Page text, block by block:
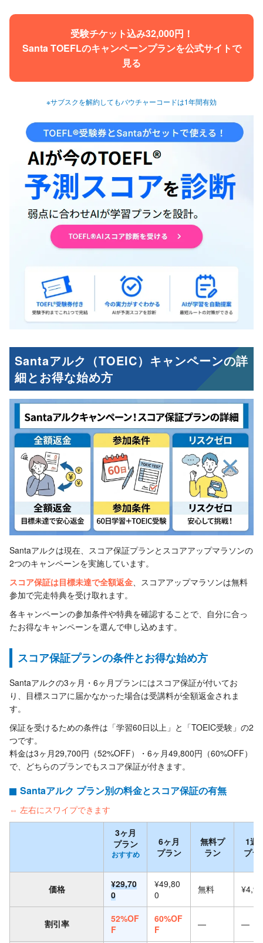
受験チケット込み32,000円！
Santa TOEFLのキャンペーンプランを公式サイトで
見る
※サブスクを解約してもバウチャーコードは1年間有効
Santaアルク（TOEIC）キャンペーンの詳
細とお得な始め方
Santaアルクは現在、スコア保証プランとスコアアップマラソンの
2つのキャンペーンを実施しています。
スコア保証は目標未達で全額返金、スコアアップマラソンは無料
参加で完走特典を受け取れます。
各キャンペーンの参加条件や特典を確認することで、自分に合っ
たお得なキャンペーンを選んで申し込めます。
スコア保証プランの条件とお得な始め方
Santaアルクの3ヶ月・6ヶ月プランにはスコア保証が付いてお
り、目標スコアに届かなかった場合は受講料が全額返金されま
す。
保証を受けるための条件は「学習60日以上」と「TOEIC受験」の2
つです。
料金は3ヶ月29,700円（52%OFF）・6ヶ月49,800円（60%OFF）
で、どちらのプランでもスコア保証が付きます。
Santaアルク プラン別の料金とスコア保証の有無
⇔ 左右にスワイプできます
3ヶ月
プラン
おすすめ
6ヶ月
プラン
無料プ
ラン
1週
プラ
価格
¥29,70
0
¥49,80
0
無料
割引率
52%OF
F
60%OF
F
— —